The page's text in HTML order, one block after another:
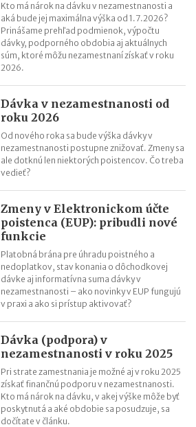
Kto má nárok na dávku v nezamestnanosti a
aká bude jej maximálna výška od 1.7.2026?
Prinášame prehľad podmienok, výpočtu
dávky, podporného obdobia aj aktuálnych
súm, ktoré môžu nezamestnaní získať v roku
2026.
Dávka v nezamestnanosti od
roku 2026
Od nového roka sa bude výška dávky v
nezamestnanosti postupne znižovať. Zmeny sa
ale dotknú len niektorých poistencov. Čo treba
vedieť?
Zmeny v Elektronickom účte
poistenca (EUP): pribudli nové
funkcie
Platobná brána pre úhradu poistného a
nedoplatkov, stav konania o dôchodkovej
dávke aj informatívna suma dávky v
nezamestnanosti – ako novinky v EUP fungujú
v praxi a ako si prístup aktivovať?
Dávka (podpora) v
nezamestnanosti v roku 2025
Pri strate zamestnania je možné aj v roku 2025
získať finančnú podporu v nezamestnanosti.
Kto má nárok na dávku, v akej výške môže byť
poskytnutá a aké obdobie sa posudzuje, sa
dočítate v článku.